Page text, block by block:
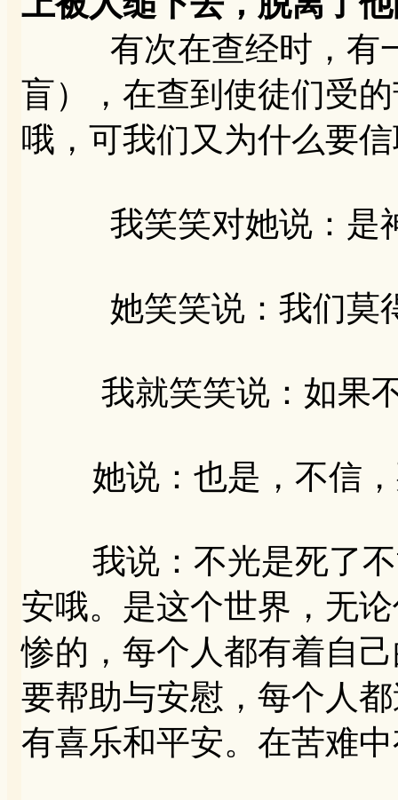
有次在查经时，有一
盲），在查到使徒们受
哦，可我们又为什么要
我笑笑对她说：是神
她笑笑说：我们莫得
我就笑笑说：如果不
她说：也是，不信，
我说：不光是死了不
安哦。是这个世界，无
惨的，每个人都有着自
要帮助与安慰，每个人
有喜乐和平安。在苦难